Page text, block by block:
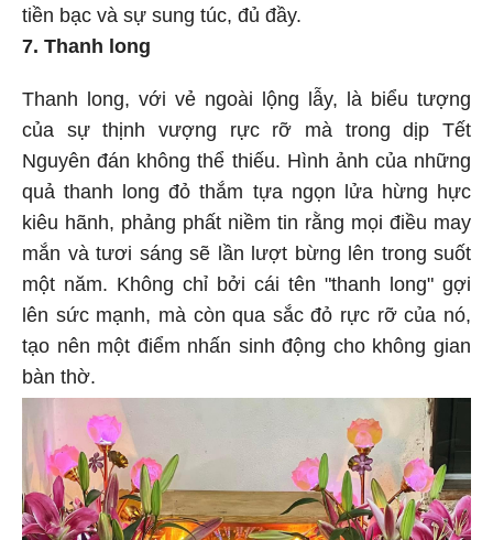
tiền bạc và sự sung túc, đủ đầy.
7. Thanh long
Thanh long, với vẻ ngoài lộng lẫy, là biểu tượng
của sự thịnh vượng rực rỡ mà trong dịp Tết
Nguyên đán không thể thiếu. Hình ảnh của những
quả thanh long đỏ thắm tựa ngọn lửa hừng hực
kiêu hãnh, phảng phất niềm tin rằng mọi điều may
mắn và tươi sáng sẽ lần lượt bừng lên trong suốt
một năm. Không chỉ bởi cái tên "thanh long" gợi
lên sức mạnh, mà còn qua sắc đỏ rực rỡ của nó,
tạo nên một điểm nhấn sinh động cho không gian
bàn thờ.